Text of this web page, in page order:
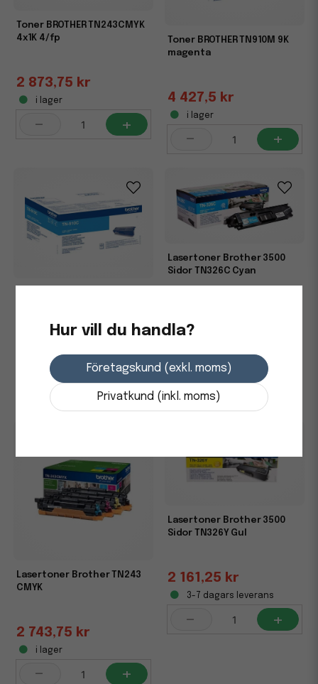
Toner BROTHER TN243CMYK
4x1K 4/fp
2 873,75 kr
i lager
- +
Toner BROTHER TN910M 9K
magenta
4 427,5 kr
i lager
- +
i lager
+
Lasertoner Brother 3500
Sidor TN326C Cyan
3-7 dagars leverans
-
Lasertoner Brother TN243
CMYK
2 743,75 kr
i lager
- +
Lasertoner Brother 3500
Sidor TN326Y Gul
2 161,25 kr
3-7 dagars leverans
- +
Hur vill du handla?
Företagskund (exkl. moms)
Privatkund (inkl. moms)